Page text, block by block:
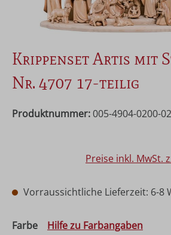
Krippenset Artis mit
Nr. 4707 17-teilig
Produktnummer: 005-4904-0200-
Preise inkl. MwSt.
Vorraussichtliche Lieferzeit: 6-8
Farbeauswählen
Hilfe zu Farbangaben